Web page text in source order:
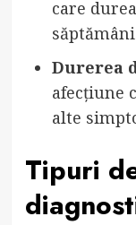
care
Durerea
afecțiune
alte
Tipuri